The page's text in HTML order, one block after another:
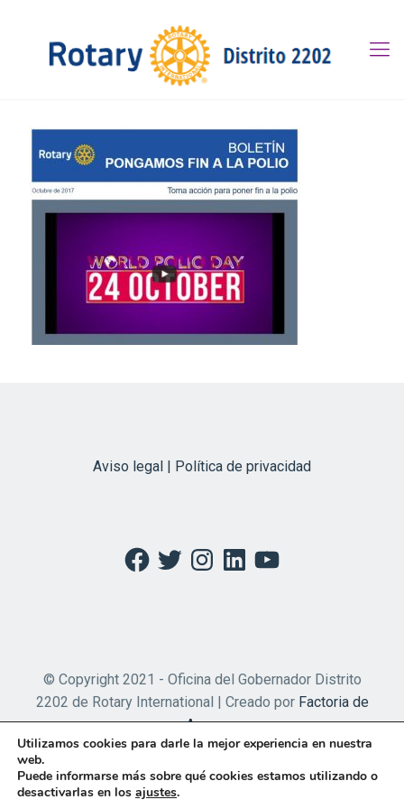
Aviso legal | Política de privacidad
Facebook
TwitterInstagramLinkedInYouTube
© Copyright 2021 - Oficina del Gobernador Distrito
2202 de Rotary International | Creado por Factoria de
Apps
Utilizamos cookies para darle la mejor experiencia en nuestra
web.
Puede informarse más sobre qué cookies estamos utilizando o
desactivarlas en los ajustes.